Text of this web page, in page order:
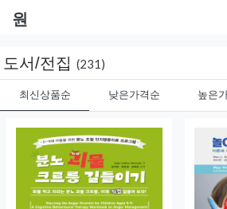
원
도서/전집 (231)
최신상품순 낮은가격순 높은